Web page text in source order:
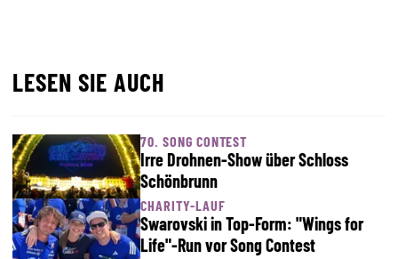
LESEN SIE AUCH
70. SONG CONTEST
Irre Drohnen-Show über Schloss
Schönbrunn
CHARITY-LAUF
Swarovski in Top-Form: "Wings for
Life"-Run vor Song Contest